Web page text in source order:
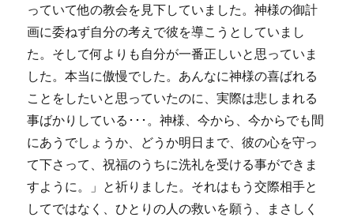
っていて他の教会を見下していました。神様の御計
画に委ねず自分の考えで彼を導こうとしていまし
た。そして何よりも自分が一番正しいと思っていま
した。本当に傲慢でした。あんなに神様の喜ばれる
ことをしたいと思っていたのに、実際は悲しまれる
事ばかりしている･･･。神様、今から、今からでも間
にあうでしょうか、どうか明日まで、彼の心を守っ
て下さって、祝福のうちに洗礼を受ける事ができま
すように。」と祈りました。それはもう交際相手と
してではなく、ひとりの人の救いを願う、まさしく